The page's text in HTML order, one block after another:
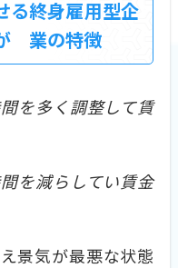
る終身雇用型企
業の特徴
を多く調整して賃
を減らしてい賃金
景気が最悪な状態